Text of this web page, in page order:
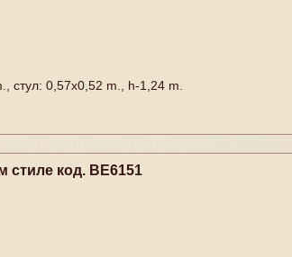
стул: 0,57x0,52 m., h-1,24 m.
стиле код. BE6151